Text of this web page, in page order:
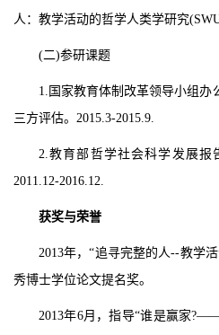
人：教学活动的哲学人类学研究
(二)参研课题
1. 国家教育体制改革领导小组
三方评估。 2015.3-2015.9.
2.教育部哲学社会科学发展报
2011.12-2016.12.
获奖与荣誉
2013年，“追寻完整的人--教学
秀博士学位论文提名奖。
2013年6月，指导“谁是赢家?——